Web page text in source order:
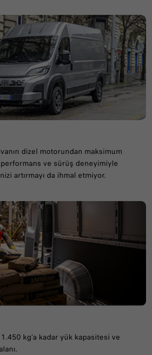
dizel motorundan maksimum
ve sürüş deneyimiyle
artırmayı da ihmal etmiyor.
kg’a kadar yük kapasitesi ve